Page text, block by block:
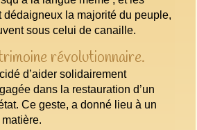
la majorité du peuple,
sous celui de canaille.
révolutionnaire.
d’aider solidairement
dans la restauration d’un
Ce geste, a donné lieu à un